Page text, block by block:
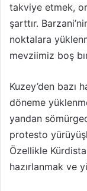
takviye etmek,
şarttır.
noktalara
mevziimiz boş
Kuzey’den bazı
döneme
yandan
protesto
Özellikle
hazırlanmak ve